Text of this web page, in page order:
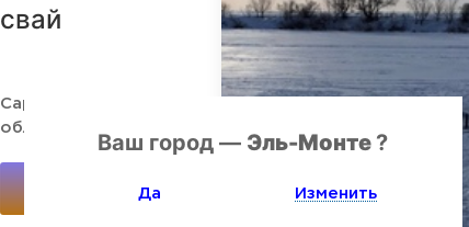
свай
Саратовская
область
Ваш город — Эль-Монте ?
Да Изменить